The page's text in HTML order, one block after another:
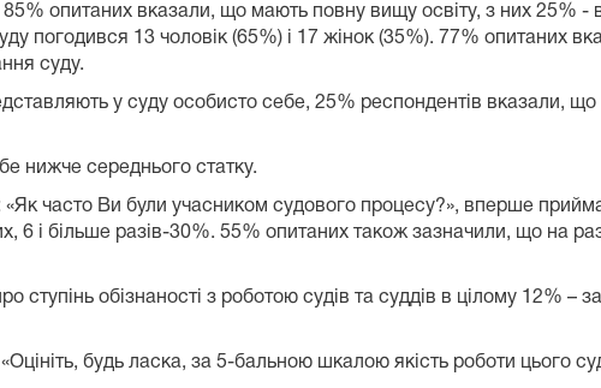
85% опитаних вказали, що мають повну вищу освіту, з них 25% -
погодився 1 3 чоловік (65%) і 17 жінок (35%). 77% опитаних
розташування суду.
у суду особисто себе, 25% респондентів вказали,
нижче середнього статку.
часто Ви були учасником судового процесу?», вперше
6 і більше разів-30%. 55% опитаних також зазначили, що на
ступінь обізнаності з роботою судів та суддів в цілому 12% –
будь ласка, за 5-бальною шкалою якість роботи цього